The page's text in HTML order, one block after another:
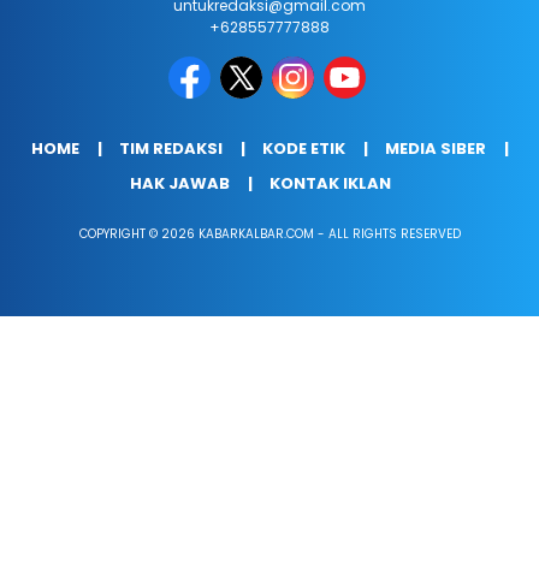
untukredaksi@gmail.com
+628557777888
HOME TIM REDAKSI KODE ETIK
MEDIA SIBER
HAK JAWAB
KONTAK IKLAN
COPYRIGHT © 2026 KABARKALBAR.COM - ALL RIGHTS RESERVED